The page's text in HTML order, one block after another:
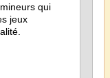
qui
jeux